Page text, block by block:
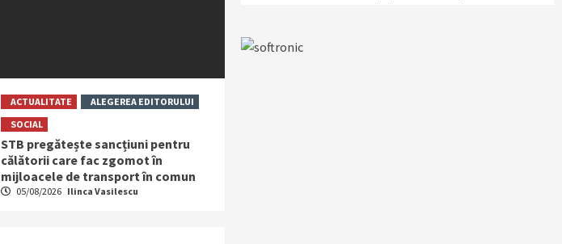
ACTUALITATE
ALEGEREA EDITORULUI
SOCIAL
STB pregătește sancțiuni pentru
călătorii care fac zgomot în
mijloacele de transport în comun
05/08/2026 Ilinca Vasilescu